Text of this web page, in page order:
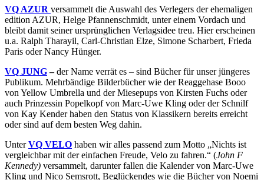
VQ AZUR versammelt die Auswahl des Verlegers der ehemaligen
edition AZUR, Helge Pfannenschmidt, unter einem Vordach und
bleibt damit seiner ursprünglichen Verlagsidee treu. Hier erscheinen
u.a. Ralph Tharayil, Carl-Christian Elze, Simone Scharbert, Frieda
Paris oder Nancy Hünger.
VQ JUNG–der Name verrät es – sind Bücher für unser jüngeres
Publikum. Mehrbändige Bilderbücher wie der Reaggehase Booo
von Yellow Umbrella und der Miesepups von Kirsten Fuchs oder
auch Prinzessin Popelkopf von Marc-Uwe Kling oder der Schnilf
von Kay Kender haben den Status von Klassikern bereits erreicht
oder sind auf dem besten Weg dahin.
UnterVQ VELO haben wir alles passend zum Motto „Nichts ist
vergleichbar mit der einfachen Freude, Velo zu fahren.“ (John F
Kennedy) versammelt, darunter fallen die Kalender von Marc-Uwe
Kling und Nico Semsrott, Beglückendes wie die Bücher von Noemi